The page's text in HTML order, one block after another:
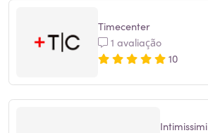
Timecenter
1 avaliação
10
Intimissimi